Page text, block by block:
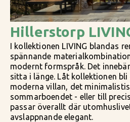
Hillerstorp
I kollektionen LIVING blandas
spännande
modernt formspråk. Det
sitta i länge. Låt kollektionen
moderna villan, det
sommarboendet - eller till
passar överallt där
avslappnande elegant.